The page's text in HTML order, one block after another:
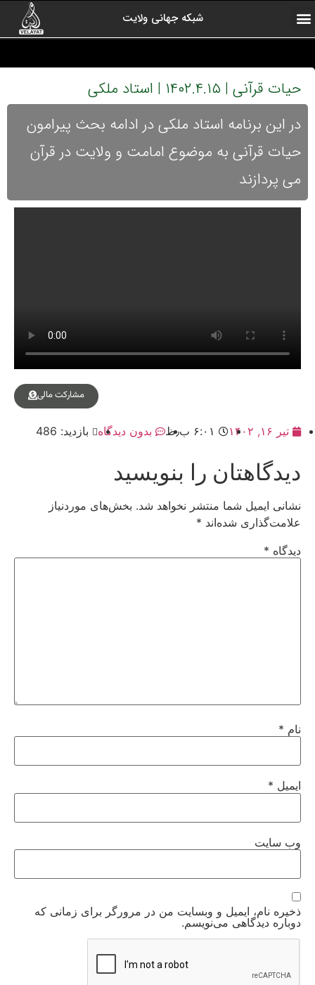
شبکه جهانی ولایت
حیات قرآنی | ۱۴۰۲.۴.۱۵ | استاد ملکی
در این برنامه استاد ملکی در ادامه بحث پیرامون
حیات قرآنی به موضوع امامت و ولایت در قرآن
می پردازند
مشارکت مالی
تیر ۱۶, ۱۴۰۲ ۶:۰۱ ب٫ظ بدون دیدگاه بازدید: 486
دیدگاهتان را بنویسید
نشانی ایمیل شما منتشر نخواهد شد. بخش‌های موردنیاز
علامت‌گذاری شده‌اند *
دیدگاه *
نام *
ایمیل *
وب‌ سایت
ذخیره نام، ایمیل و وبسایت من در مرورگر برای زمانی که
دوباره دیدگاهی می‌نویسم.